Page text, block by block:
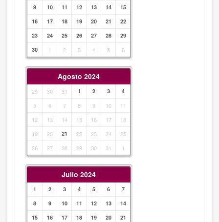
9
10 11 12 13 14
15
16
17 18 19 20 21
22
23
24 25 26 27 28
29
30
1 2 3 4 5 6
Agosto 2024
29 30 31 1 2 3 4
5 6 7 8 9 10
11
12
13 14 15 16 17
18
19
20 21 22 23 24
25
26
27 28 29 30 31 1
Julio 2024
1 2 3 4 5 6
7
8
9 10 11 12 13
14
15
16 17 18 19 20
21